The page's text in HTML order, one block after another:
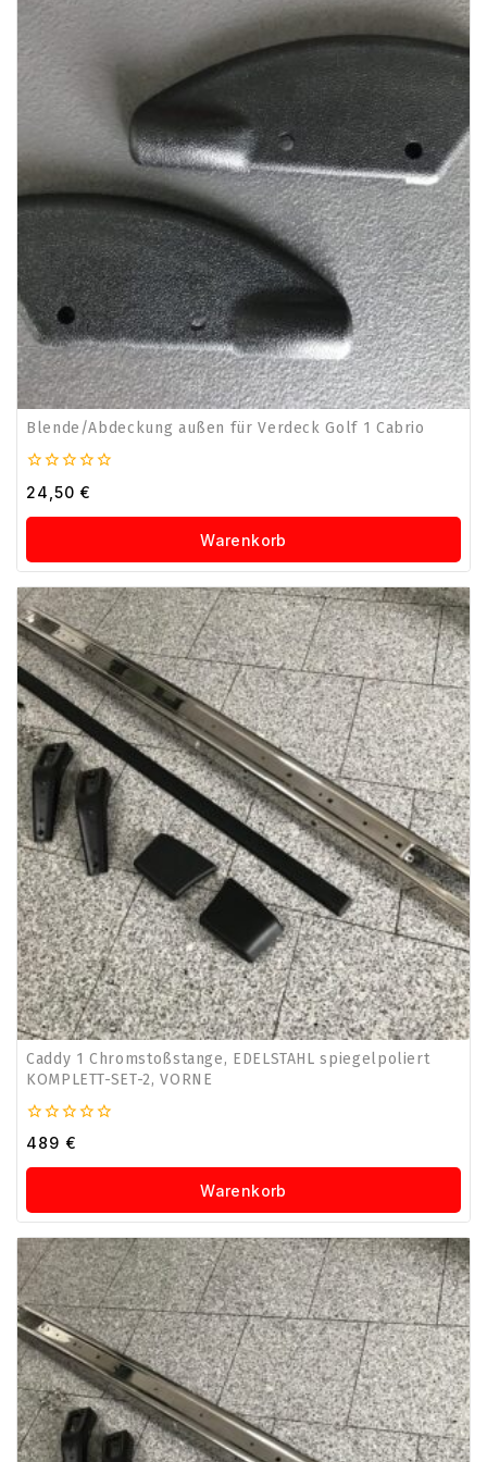
Blende/Abdeckung außen für Verdeck Golf 1 Cabrio
0
von
5
24,50 €
Warenkorb
Caddy 1 Chromstoßstange, EDELSTAHL spiegelpoliert
KOMPLETT-SET-2, VORNE
0
von
5
489 €
Warenkorb